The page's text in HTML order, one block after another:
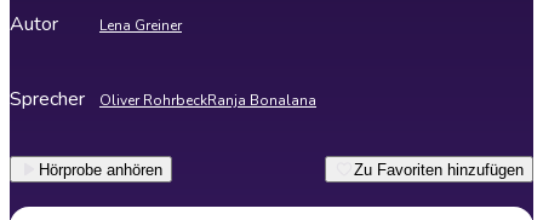
Autor Lena Greiner
Sprecher Oliver RohrbeckRanja Bonalana
Hörprobe anhören Zu Favoriten hinzufügen